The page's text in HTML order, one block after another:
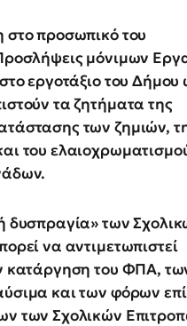
στο προσωπικό του
μόνιμων
εργοτάξιο του Δήμου
τα ζητήματατης
των ζημιών,
του
δυσπραγία» των
να αντιμετωπιστεί
κατάργηση του ΦΠΑ,
και των φόρων
των Σχολικών